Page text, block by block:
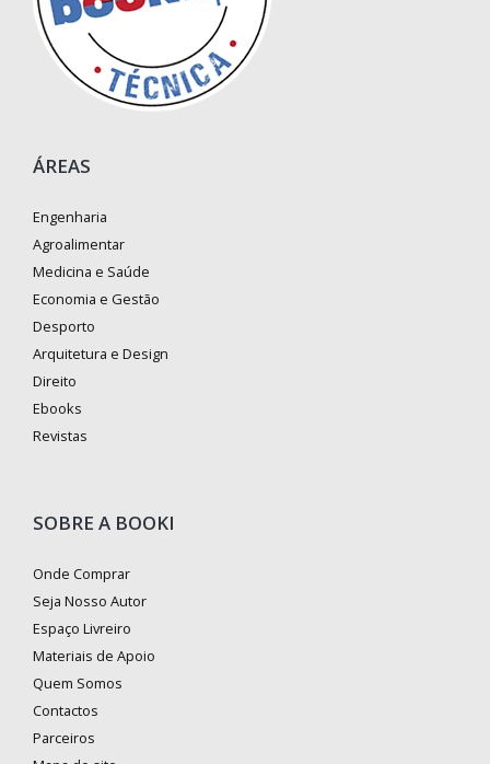
ÁREAS
Engenharia
Agroalimentar
Medicina e Saúde
Economia e Gestão
Desporto
Arquitetura e Design
Direito
Ebooks
Revistas
SOBRE A BOOKI
Onde Comprar
Seja Nosso Autor
Espaço Livreiro
Materiais de Apoio
Quem Somos
Contactos
Parceiros